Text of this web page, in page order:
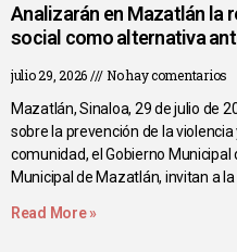
Analizarán en Mazatlán la
social como alternativa
julio 29, 2026
No hay comentarios
Mazatlán, Sinaloa, 29 de julio de
sobre la prevención de la
comunidad, el Gobierno
Municipal de Mazatlán, invitan a
Read More »